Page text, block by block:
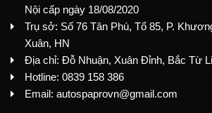
Nội cấp ngày 18/08/2020
Trụ sở: Số 76 Tân Phú, Tổ 85, P.
Xuân, HN
Địa chỉ: Đỗ Nhuận, Xuân Đỉnh, Bắc Từ
Hotline: 0839 158 386
Email: autospaprovn@gmail.com